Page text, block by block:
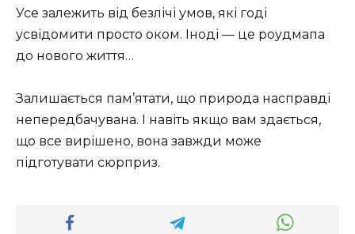
Усе залежить від безлічі умов, які годі
усвідомити просто оком. Іноді — це роудмапа
до нового життя…
Залишається пам’ятати, що природа насправді
непередбачувана. І навіть якщо вам здається,
що все вирішено, вона завжди може
підготувати сюрприз.